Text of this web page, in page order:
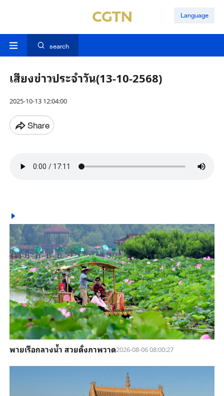
Language
search
เสียงข่าวประจำวัน(13-10-2568)
2025-10-13 12:04:00
Share
พายเรือกลางน้ำ สวยดั่งภาพวาด2026-08-06 08:00:27